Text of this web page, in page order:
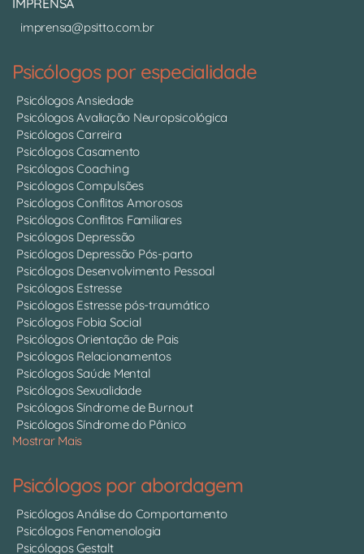
IMPRENSA
imprensa@psitto.com.br
Psicólogos por especialidade
Psicólogos Ansiedade
Psicólogos Avaliação Neuropsicológica
Psicólogos Carreira
Psicólogos Casamento
Psicólogos Coaching
Psicólogos Compulsões
Psicólogos Conflitos Amorosos
Psicólogos Conflitos Familiares
Psicólogos Depressão
Psicólogos Depressão Pós-parto
Psicólogos Desenvolvimento Pessoal
Psicólogos Estresse
Psicólogos Estresse pós-traumático
Psicólogos Fobia Social
Psicólogos Orientação de Pais
Psicólogos Relacionamentos
Psicólogos Saúde Mental
Psicólogos Sexualidade
Psicólogos Síndrome de Burnout
Psicólogos Síndrome do Pânico
Mostrar Mais
Psicólogos por abordagem
Psicólogos Análise do Comportamento
Psicólogos Fenomenologia
Psicólogos Gestalt